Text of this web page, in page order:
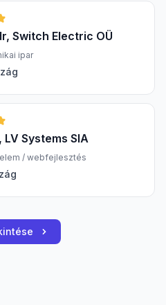
Switch Electric OÜ
ipar
LV Systems SIA
/ webfejlesztés